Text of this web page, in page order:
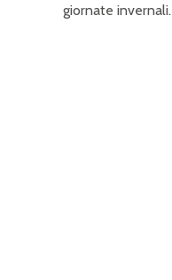
giornate invernali.